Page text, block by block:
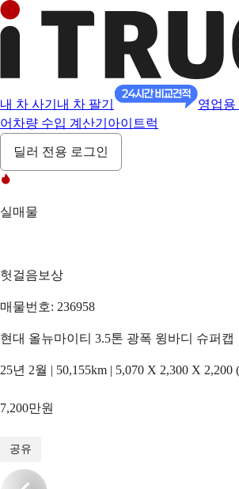
내 차 사기 내 차 팔기 영업용
어 차량 수입 계산기 아이트럭
딜러 전용 로그인
실매물
헛걸음보상
매물번호: 236958
현대 올뉴마이티 3.5톤 광폭 윙바디 슈퍼캡
25년 2월 | 50,155km | 5,070 X 2,300 X 2,200
7,200만원
공유
/18